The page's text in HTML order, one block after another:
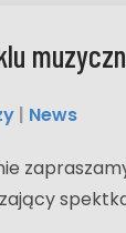
| News